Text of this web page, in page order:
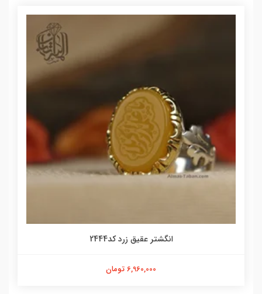
انگشتر عقیق زرد کد2444
6,960,000 تومان